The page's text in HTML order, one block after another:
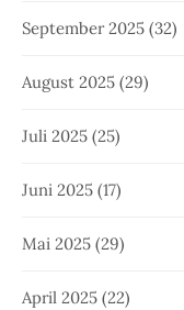
September 2025 (32)
August 2025 (29)
Juli 2025 (25)
Juni 2025 (17)
Mai 2025 (29)
April 2025 (22)